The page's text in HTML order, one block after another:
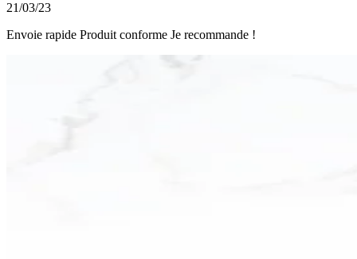
21/03/23
Envoie rapide Produit conforme Je recommande !